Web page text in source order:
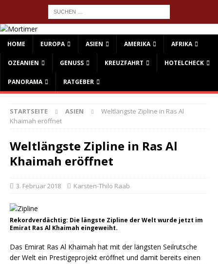
HOME EUROPA ASIEN AMERIKA AFRIKA
OZEANIEN GENUSS KREUZFAHRT HOTELCHECK
PANORAMA RATGEBER
STARTSEITE ASIEN
Weltlängste Zipline in Ras Al
Khaimah eröffnet
Weltlängste Zipline in Ras Al
Khaimah eröffnet
3. Februar 2018 Karsten-Thilo Raab
Rekordverdächtig: Die längste Zipline der Welt wurde jetzt im
Emirat Ras Al Khaimah eingeweiht.
Das Emirat Ras Al Khaimah hat mit der längsten Seilrutsche
der Welt ein Prestigeprojekt eröffnet und damit bereits einen